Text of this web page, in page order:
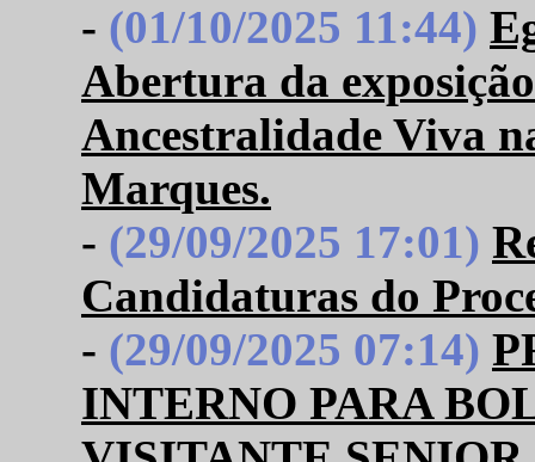
- (01/10/2025 11:44)
Abertura da
Ancestralidade Viva
Marques.
- (29/09/2025 17:01)
Candidaturas do
- (29/09/2025 07:14)
INTERNO PARA